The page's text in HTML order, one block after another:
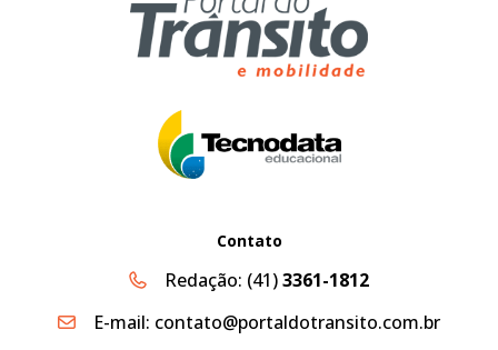
Contato
Redação: (41)3361-1812
E-mail: contato@portaldotransito.com.br